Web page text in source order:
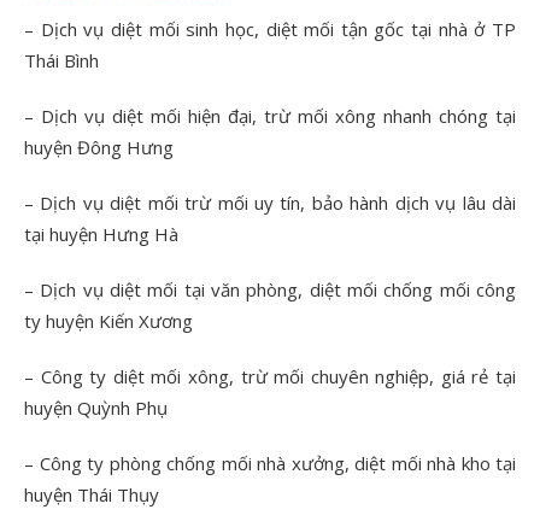
– Dịch vụ diệt mối sinh học, diệt mối tận gốc tại nhà ở TP
Thái Bình
– Dịch vụ diệt mối hiện đại, trừ mối xông nhanh chóng tại
huyện Đông Hưng
– Dịch vụ diệt mối trừ mối uy tín, bảo hành dịch vụ lâu dài
tại huyện Hưng Hà
– Dịch vụ diệt mối tại văn phòng, diệt mối chống mối công
ty huyện Kiến Xương
– Công ty diệt mối xông, trừ mối chuyên nghiệp, giá rẻ tại
huyện Quỳnh Phụ
– Công ty phòng chống mối nhà xưởng, diệt mối nhà kho tại
huyện Thái Thụy